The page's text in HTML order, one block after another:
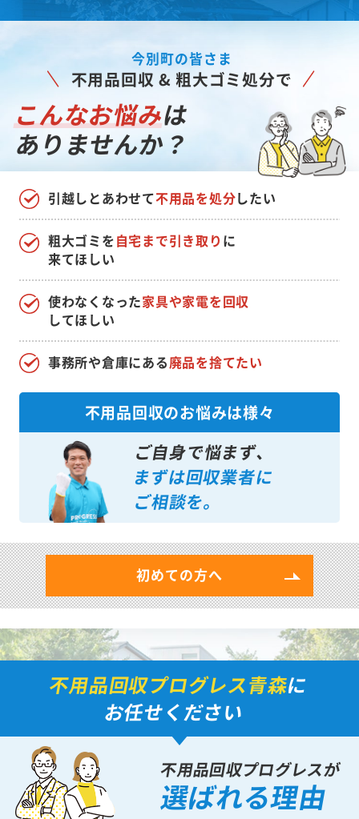
今別町の皆さま
不用品回収 & 粗大ゴミ処分で
こんなお悩みは
ありませんか？
引越しとあわせて不用品を処分したい
使わなくなった家具や家電を回収
してほしい
粗大ゴミを自宅まで引き取り に
来てほしい
事務所や倉庫にある廃品を捨てたい
不用品回収のお悩みは様々
ご自身で悩まず、
まずは回収業者に
ご相談を。
初めての方へ
不用品回収プログレス青森に
お任せください
不用品回収プログレスが
選ばれる理由